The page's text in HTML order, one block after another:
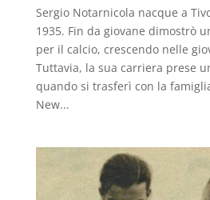
Sergio Notarnicola nacque a
1935. Fin da giovane dimostrò
per il calcio, crescendo nelle
Tuttavia, la sua carriera prese
quando si trasferì con la
New...